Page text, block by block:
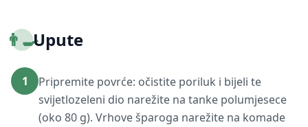
👨‍🍳Upute
1
Pripremite povrće: očistite poriluk i bijeli te
svijetlozeleni dio narežite na tanke polumjesece
(oko 80 g). Vrhove šparoga narežite na komade